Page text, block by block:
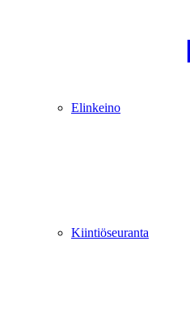
Elinkeino
Kiintiöseuranta